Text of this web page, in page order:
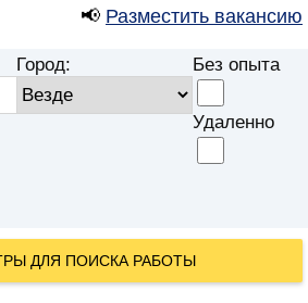
📢 Разместить вакансию
Город: Без опыта
Удаленно
ДЛЯ ПОИСКА РАБОТЫ